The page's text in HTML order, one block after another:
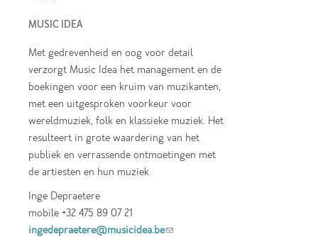
MUSIC IDEA
Met gedrevenheid en oog voor detail
verzorgt Music Idea het management en de
boekingen voor een kruim van muzikanten,
met een uitgesproken voorkeur voor
wereldmuziek, folk en klassieke muziek. Het
resulteert in grote waardering van het
publiek en verrassende ontmoetingen met
de artiesten en hun muziek.
Inge Depraetere
mobile +32 475 89 07 21
ingedepraetere@musicidea.be(link sends e-